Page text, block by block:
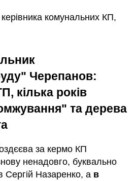
комунальних КП,
Черепанов:
кілька років
та дерева
за кермо КП
ненадовго, буквально
Сергій Назаренко, а в